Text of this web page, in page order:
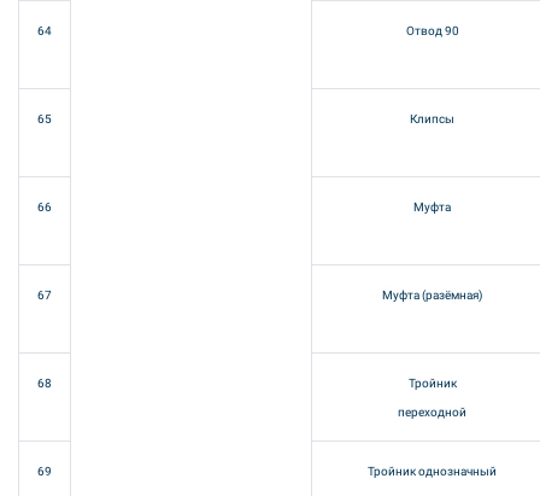
64 Отвод 90
65 Клипсы
66 Муфта
67 Муфта (разёмная)
68 Тройник
переходной
69 Тройник однозначный